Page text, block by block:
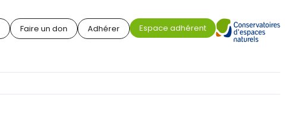
Faire un don Adhérer Espace adhérent